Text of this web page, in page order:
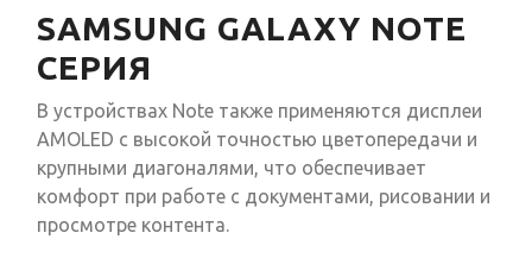
SAMSUNG GALAXY NOTE
СЕРИЯ
В устройствах Note также применяются дисплеи
AMOLED с высокой точностью цветопередачи и
крупными диагоналями, что обеспечивает
комфорт при работе с документами, рисовании и
просмотре контента.